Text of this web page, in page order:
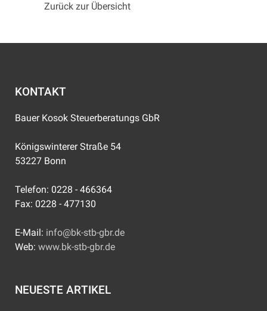
Zurück zur Übersicht
KONTAKT
Bauer Kosok Steuerberatungs GbR
Königswinterer Straße 54
53227 Bonn
Telefon: 0228 - 466364
Fax: 0228 - 477130
E-Mail: info@bk-stb-gbr.de
Web: www.bk-stb-gbr.de
NEUESTE ARTIKEL